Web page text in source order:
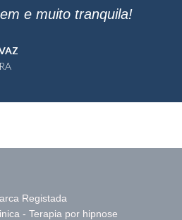
e muito tranquila!
Registada
- Terapia por hipnose